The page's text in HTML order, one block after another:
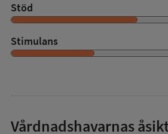
Stöd
Stimulans
Vårdnadshavarnas